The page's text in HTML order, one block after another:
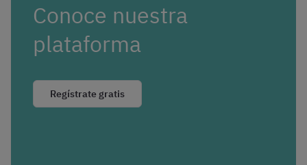
Conoce nuestra
plataforma
Regístrate gratis